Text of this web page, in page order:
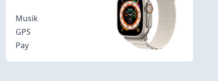
Musik
GPS
Pay